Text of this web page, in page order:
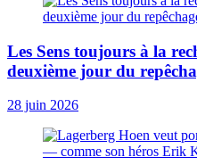
Les Sens toujours à la
deuxième jour du
28 juin 2026